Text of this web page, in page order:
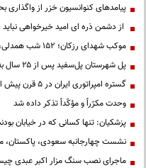
پیامدهای کنوانسیون خزر از واگذاری
از دشمن ذره ای امید خیرخواهی
موکب شهدای رزکان؛ ۱۵۲ شب همدلی، خدمت و میزبانی از مردم ولایت‌مدار شهریار
پل شهرستان پل‌سفید پس از ۲۵ سال به مرحله بهره‌برداری رسید
گستره امپراتوری ایران در ۵ قرن پیش از میلاد؛ تصویری از ایران ۲۵ قرن پیش
وحدت مکرّراً و مؤکّداً تذکر داده شد
پزشکیان: تنها کسانی که در خیابان
نشست چهارجانبه سعودی، پاکستان،
ماجرای نصب سنگ مزار اکبر عبدی